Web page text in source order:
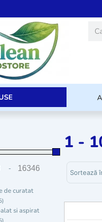
Preț minim
-Preț maxim
de curatat
si aspirat
1 -
Sortează